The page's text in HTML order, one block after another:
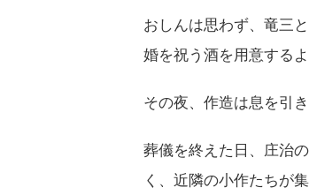
おしんは思わず、竜三
婚を祝う酒を用意する
その夜、作造は息を引
葬儀を終えた日、庄治
く、近隣の小作たちが